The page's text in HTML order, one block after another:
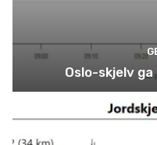
Oslo-skjelv